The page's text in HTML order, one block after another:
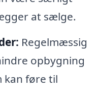
at sælge.
Regelmæssig
opbygning
kan føre til